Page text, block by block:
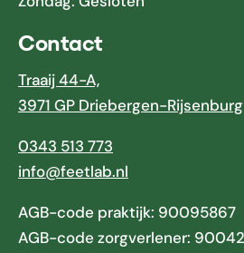
Contact
Traaij 44-A,
3971 GP Driebergen-Rijsenburg
0343 513 773
info@feetlab.nl
AGB-code praktijk: 90095867
AGB-code zorgverlener: